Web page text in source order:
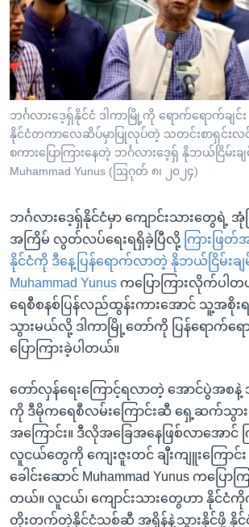
စာမျက်နှာ
သို့
ကျော်
ကြည့်
ရန်
ရှာဖွေ
ရန်
နေရာ
ကျော်
ဗွီအိုအေ လူမှုကွန်ယက်များ
ဘာသာစကားများ
ဘင်္ဂလားဒေ့ရှ်နိုင်ငံ ဒါကာမြို့ကို ရောက်ရောက်ချင်း
နိုင်ငံတကာလေဆိပ်မှာပြုလုပ်တဲ့ သတင်းစာရှင်းလ
စကားပြောကြားနေတဲ့ ဘင်္ဂလားဒေ့ရှ် နိုဘယ်ငြိမ်းခ
Muhammad Yunus (ဩဂုတ် ၈၊ ၂၀၂၄)
ဘင်္ဂလားဒေ့ရှ်နိုင်ငံမှာ ကျောင်းသားတွေရဲ့
အကြိမ် လွတ်လပ်ရေးရရှိခဲ့ပြီလို့ ကြားဖြ
နိုင်ငံကို ဒီနေ့ပြန်ရောက်လာတဲ့ နိုဘယ်ငြိမ်းချ
Muhammad Yunus ကပြောကြားလိုက်ပါ
ရေစီစနစ်ပြန်လည်ထွန်းကားအောင် သူ့အစိုးရ
သွားမယ်လို့ ဒါကာမြို့တော်ကို ပြန်ရောက်ရေ
ပြောကြားခဲ့ပါတယ်။
တော်လှန်ရေးကြောင့်ရလာတဲ့ အောင်ပွဲအစနဲ့
ကို ဒီမိုကရေစီလမ်းကြောင်းဆီ ရှေ့ဆက်သွား
အကြောင်း။ ဒီလိုအခြေအနေဖြစ်လာအောင်
လူငယ်တွေကို ကျေးဇူးတင် ချီးကျူးကြောင်း
ခေါင်းဆောင် Muhammad Yunus ကပြောက
တယ်။ လူငယ်၊ ကျောင်းသားတွေဟာ နိုင်ငံ
တိုးတက်တဲ့နိုင်ငံသစ်ဆီ အရှိန်နဲ့သွားနိုင်ဖို့ နို